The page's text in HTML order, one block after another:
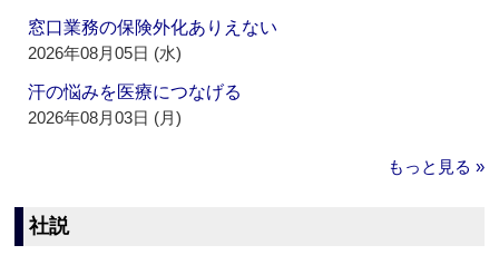
窓口業務の保険外化ありえない
2026年08月05日 (水)
汗の悩みを医療につなげる
2026年08月03日 (月)
もっと見る »
社説